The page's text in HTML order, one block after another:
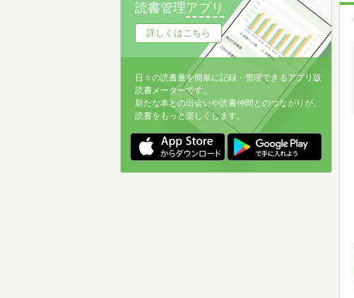
読書管理アプリ
詳しくはこちら
日々の読書量を簡単に記録・管理できるアプリ版
読書メーターです。
新たな本との出会いや読書仲間とのつながりが、
読書をもっと楽しくします。